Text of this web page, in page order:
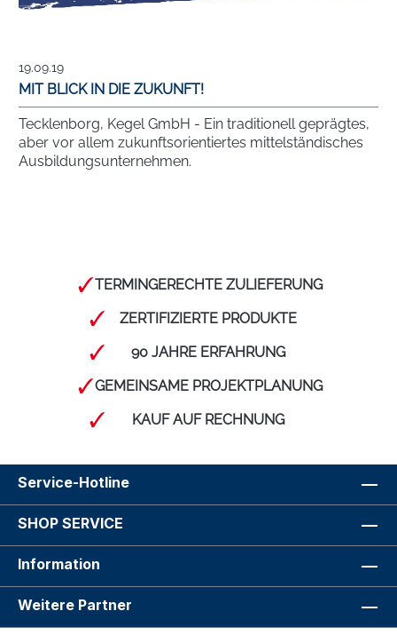
19.09.19
MIT BLICK IN DIE ZUKUNFT!
Tecklenborg, Kegel GmbH - Ein traditionell geprägtes,
aber vor allem zukunftsorientiertes mittelständisches
Ausbildungsunternehmen.
TERMINGERECHTE ZULIEFERUNG
ZERTIFIZIERTE PRODUKTE
90 JAHRE ERFAHRUNG
GEMEINSAME PROJEKTPLANUNG
KAUF AUF RECHNUNG
Service-Hotline
SHOP SERVICE
Information
Weitere Partner